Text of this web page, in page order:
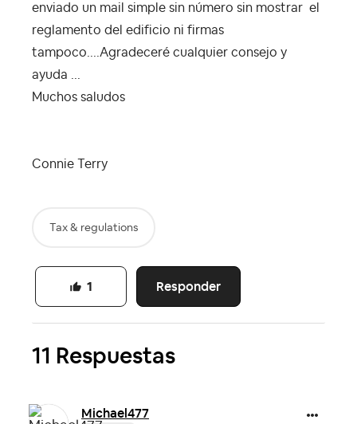
enviado un mail simple sin número sin mostrar el
reglamento del edificio ni firmas
tampoco....Agradeceré cualquier consejo y
ayuda ...
Muchos saludos
Connie Terry
Tax & regulations
Responder
1
11 Respuestas
Michael477